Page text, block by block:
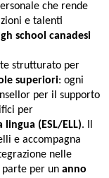
che rende
e talenti
school canadesi
strutturato per
superiori: ogni
per il supporto
per
(ESL/ELL). Il
e accompagna
nelle
per un anno